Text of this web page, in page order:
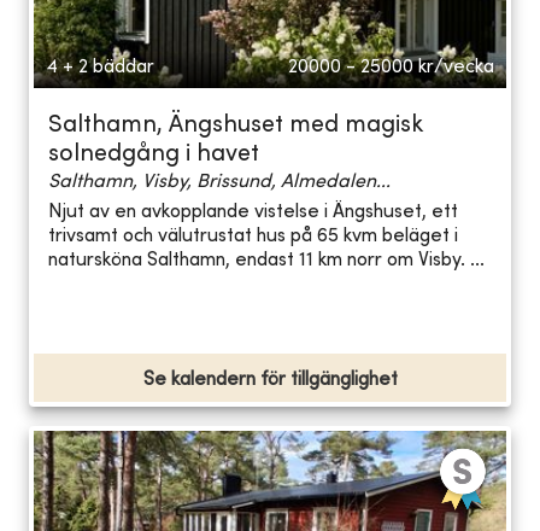
4 + 2 bäddar 20000 - 25000 kr/vecka
Salthamn, Ängshuset med magisk
solnedgång i havet
Salthamn, Visby, Brissund, Almedalen...
Njut av en avkopplande vistelse i Ängshuset, ett
trivsamt och välutrustat hus på 65 kvm beläget i
natursköna Salthamn, endast 11 km norr om Visby. ...
Se kalendern för tillgänglighet